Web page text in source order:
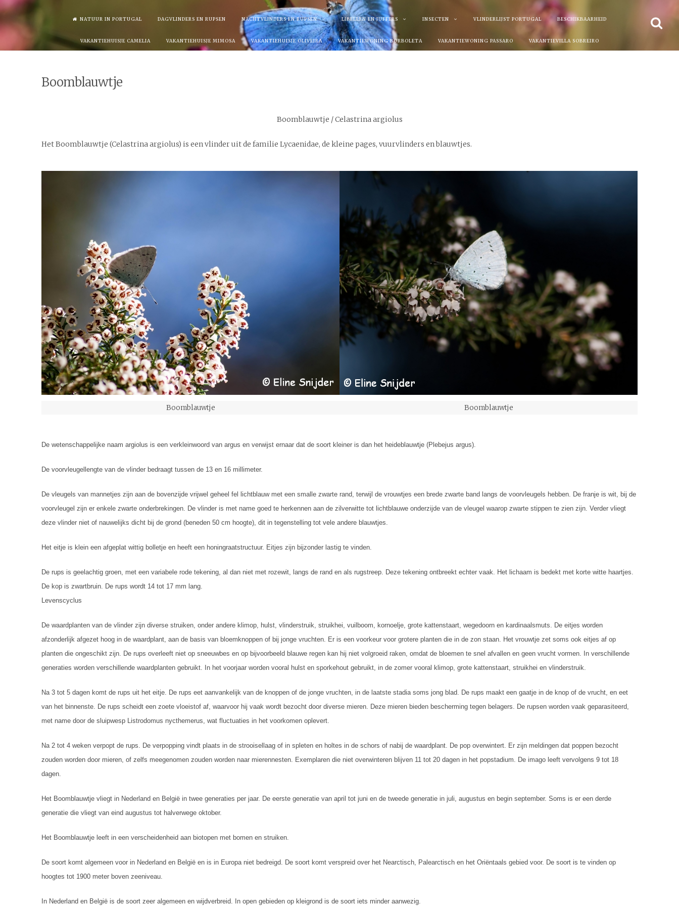
Skip
to
content
NATUUR IN PORTUGAL DAGVLINDERS EN RUPSEN NACHTVLINDERS EN RUPSEN LIBELLEN EN JUFFERS INSECTEN VLINDERLIJST PORTUGAL BESCHIKBAARHEID
VAKANTIEHUISJE CAMELIA VAKANTIEHUISJE MIMOSA VAKANTIEHUISJE OLIVEIRA VAKANTIEWONING BORBOLETA VAKANTIEWONING PASSARO VAKANTIEVILLA SOBREIRO
Boomblauwtje
Boomblauwtje /Celastrina argiolus
Het Boomblauwtje (Celastrina argiolus) is een vlinder uit de familie Lycaenidae, de kleine pages, vuurvlinders en blauwtjes.
Boomblauwtje Boomblauwtje
De wetenschappelijke naam argiolus is een verkleinwoord van argus en verwijst ernaar dat de soort kleiner is dan het heideblauwtje (Plebejus argus).
De voorvleugellengte van de vlinder bedraagt tussen de 13 en 16 millimeter.
De vleugels van mannetjes zijn aan de bovenzijde vrijwel geheel fel lichtblauw met een smalle zwarte rand, terwijl de vrouwtjes een brede zwarte band langs de voorvleugels hebben. De franje is wit, bij de
voorvleugel zijn er enkele zwarte onderbrekingen. De vlinder is met name goed te herkennen aan de zilverwitte tot lichtblauwe onderzijde van de vleugel waarop zwarte stippen te zien zijn. Verder vliegt
deze vlinder niet of nauwelijks dicht bij de grond (beneden 50 cm hoogte), dit in tegenstelling tot vele andere blauwtjes.
Het eitje is klein een afgeplat wittig bolletje en heeft een honingraatstructuur. Eitjes zijn bijzonder lastig te vinden.
De rups is geelachtig groen, met een variabele rode tekening, al dan niet met rozewit, langs de rand en als rugstreep. Deze tekening ontbreekt echter vaak. Het lichaam is bedekt met korte witte haartjes.
De kop is zwartbruin. De rups wordt 14 tot 17 mm lang.
Levenscyclus
De waardplanten van de vlinder zijn diverse struiken, onder andere klimop, hulst, vlinderstruik, struikhei, vuilboom, kornoelje, grote kattenstaart, wegedoorn en kardinaalsmuts. De eitjes worden
afzonderlijk afgezet hoog in de waardplant, aan de basis van bloemknoppen of bij jonge vruchten. Er is een voorkeur voor grotere planten die in de zon staan. Het vrouwtje zet soms ook eitjes af op
planten die ongeschikt zijn. De rups overleeft niet op sneeuwbes en op bijvoorbeeld blauwe regen kan hij niet volgroeid raken, omdat de bloemen te snel afvallen en geen vrucht vormen. In verschillende
generaties worden verschillende waardplanten gebruikt. In het voorjaar worden vooral hulst en sporkehout gebruikt, in de zomer vooral klimop, grote kattenstaart, struikhei en vlinderstruik.
Na 3 tot 5 dagen komt de rups uit het eitje. De rups eet aanvankelijk van de knoppen of de jonge vruchten, in de laatste stadia soms jong blad. De rups maakt een gaatje in de knop of de vrucht, en eet
van het binnenste. De rups scheidt een zoete vloeistof af, waarvoor hij vaak wordt bezocht door diverse mieren. Deze mieren bieden bescherming tegen belagers. De rupsen worden vaak geparasiteerd,
met name door de sluipwesp Listrodomus nycthemerus, wat fluctuaties in het voorkomen oplevert.
Na 2 tot 4 weken verpopt de rups. De verpopping vindt plaats in de strooisellaag of in spleten en holtes in de schors of nabij de waardplant. De pop overwintert. Er zijn meldingen dat poppen bezocht
zouden worden door mieren, of zelfs meegenomen zouden worden naar mierennesten. Exemplaren die niet overwinteren blijven 11 tot 20 dagen in het popstadium. De imago leeft vervolgens 9 tot 18
dagen.
Het Boomblauwtje vliegt in Nederland en België in twee generaties per jaar. De eerste generatie van april tot juni en de tweede generatie in juli, augustus en begin september. Soms is er een derde
generatie die vliegt van eind augustus tot halverwege oktober.
Het Boomblauwtje leeft in een verscheidenheid aan biotopen met bomen en struiken.
De soort komt algemeen voor in Nederland en België en is in Europa niet bedreigd. De soort komt verspreid over het Nearctisch, Palearctisch en het Oriëntaals gebied voor. De soort is te vinden op
hoogtes tot 1900 meter boven zeeniveau.
In Nederland en België is de soort zeer algemeen en wijdverbreid. In open gebieden op kleigrond is de soort iets minder aanwezig.